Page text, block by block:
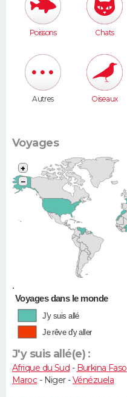
Poissons Chats
Autres Oiseaux
Voyages
•
+
−
Voyages dans le monde
J'y suis allé
Je rêve d'y aller
J'y suis allé(e) :
Afrique du Sud - Burkina Faso
Maroc- Niger -Vénézuela